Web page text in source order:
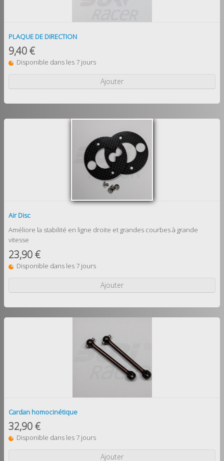
PLAQUE DE DIRECTION
9,40 €
Disponible dans les 7 jours
Ajouter
Air Disc
Améliore la stabilité en ligne droite et grandes courbes à grande
vitesse
23,90 €
Disponible dans les 7 jours
Ajouter
Cardan homocinétique
32,90 €
Disponible dans les 7 jours
Ajouter